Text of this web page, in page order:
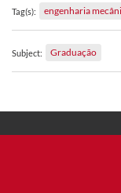
Tag(s): engenharia
Subject: Graduação